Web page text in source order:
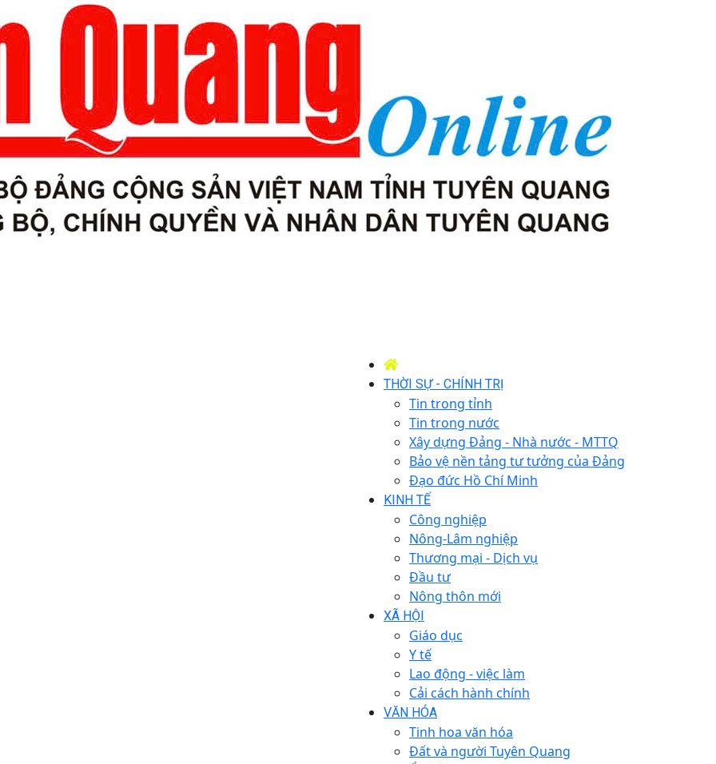
THỜI SỰ - CHÍNH TRỊ
Tin trong tỉnh
Tin trong nước
Xây dựng Đảng - Nhà nước - MTTQ
Bảo vệ nền tảng tư tưởng của Đảng
Đạo đức Hồ Chí Minh
KINH TẾ
Công nghiệp
Nông-Lâm nghiệp
Thương mại - Dịch vụ
Đầu tư
Nông thôn mới
XÃ HỘI
Giáo dục
Y tế
Lao động - việc làm
Cải cách hành chính
VĂN HÓA
Tinh hoa văn hóa
Đất và người Tuyên Quang